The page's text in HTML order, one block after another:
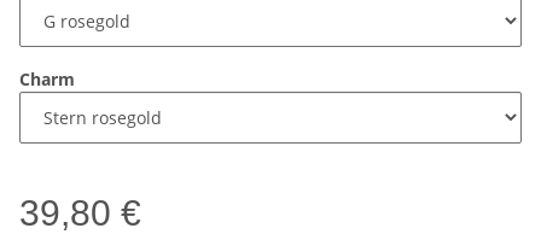
Charm
39,80 €